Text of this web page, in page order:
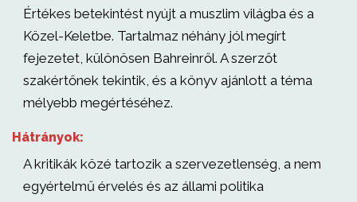
Értékes betekintést nyújt a muszlim világba és a
Közel-Keletbe. Tartalmaz néhány jól megírt
fejezetet, különösen Bahreinről. A szerzőt
szakértőnek tekintik, és a könyv ajánlott a téma
mélyebb megértéséhez.
Hátrányok:
A kritikák közé tartozik a szervezetlenség, a nem
egyértelmű érvelés és az állami politika